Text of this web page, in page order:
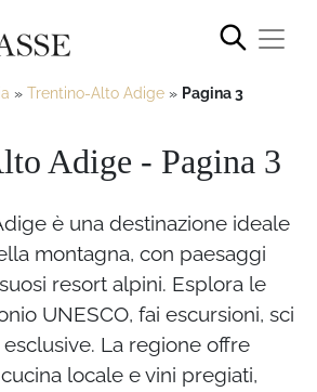
» Trentino-Alto Adige » Pagina 3
Adige - Pagina 3
è una destinazione ideale
montagna, con paesaggi
resort alpini. Esplora le
UNESCO, fai escursioni, sci
La regione offre
locale e vini pregiati,